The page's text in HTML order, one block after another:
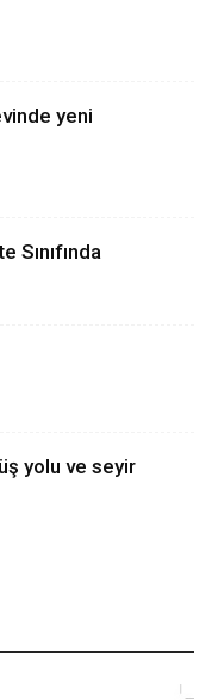
yeni
yolu ve seyir